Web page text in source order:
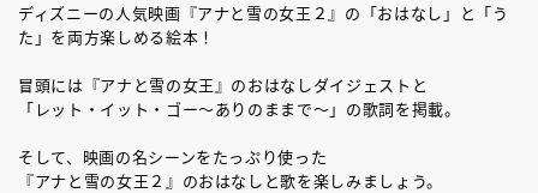
ディズニーの人気映画『アナと雪の女王２』の「おはなし」と「う
た」を両方楽しめる絵本！
冒頭には『アナと雪の女王』のおはなしダイジェストと
「レット・イット・ゴー～ありのままで～」の歌詞を掲載。
そして、映画の名シーンをたっぷり使った
『アナと雪の女王２』のおはなしと歌を楽しみましょう。